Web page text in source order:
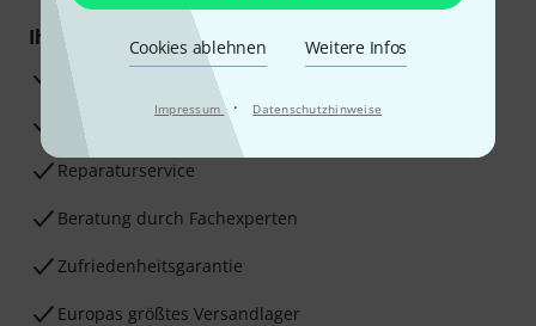
Cookies ablehnen Weitere Infos
Impressum · Datenschutzhinweise
Ihre Vorteile
3 Jahre Thomann Garantie
30 Tage Money-Back-Garantie
Reparaturservice
Beratung durch Fachexperten
Zufriedenheitsgarantie
Europas größtes Versandlager